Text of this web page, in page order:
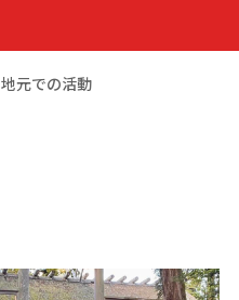
地元での活動